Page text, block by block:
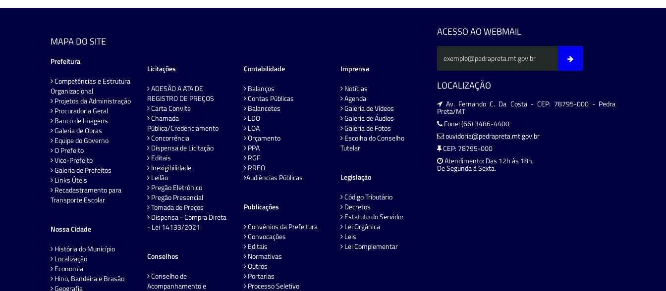
MAPA DO SITE
Prefeitura
Competências e Estrutura
Organizacional
Projetos da Administração
Procuradoria Geral
Banco de Imagens
Galeria de Obras
Equipe do Governo
O Prefeito
Vice-Prefeito
Galeria de Prefeitos
Links Úteis
Recadastramento para
Transporte Escolar
Nossa Cidade
História do Município
Localização
Economia
Hino, Bandeira e Brasão
Geografia
Licitações
ADESÃO A ATA DE
REGISTRO DE PREÇOS
Carta Convite
Chamada
Pública/Credenciamento
Concorrência
Dispensa de Licitação
Editais
Inexigibilidade
Leilão
Pregão Eletrônico
Pregão Presencial
Tomada de Preços
Dispensa - Compra Direta
- Lei 14133/2021
Conselhos
Conselho de
Acompanhamento e
Contabilidade
Balanços
Contas Públicas
Balancetes
LDO
LOA
Orçamento
PPA
RGF
RREO
Audiências Públicas
Publicações
Convênios da Prefeitura
Convocações
Editais
Normativas
Outros
Portarias
Processo Seletivo
Imprensa
Notícias
Agenda
Galeria de Vídeos
Galeria de Áudios
Galeria de Fotos
Escolha do Conselho
Tutelar
Legislação
Código Tributário
Decretos
Estatuto do Servidor
Lei Orgânica
Leis
Lei Complementar
ACESSO AO WEBMAIL
LOCALIZAÇÃO
Av. Fernando C. Da Costa - CEP: 78795-000 - Pedra
Preta/MT
Fone: (66) 3486-4400
ouvidoria@pedrapreta.mt.gov.br
CEP: 78795-000
Atendimento: Das 12h às 18h,
De Segunda à Sexta.